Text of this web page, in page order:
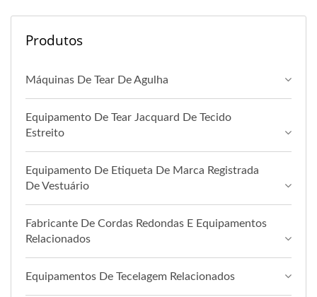
Produtos
Máquinas De Tear De Agulha
Equipamento De Tear Jacquard De Tecido
Estreito
Equipamento De Etiqueta De Marca Registrada
De Vestuário
Fabricante De Cordas Redondas E Equipamentos
Relacionados
Equipamentos De Tecelagem Relacionados